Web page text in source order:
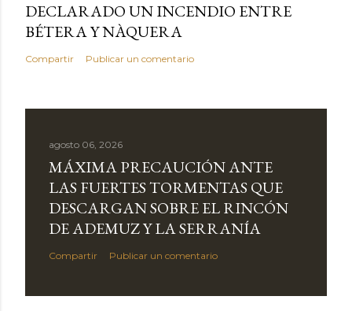
DECLARADO UN INCENDIO ENTRE
BÉTERA Y NÀQUERA
Compartir Publicar un comentario
agosto 06, 2026
MÁXIMA PRECAUCIÓN ANTE
LAS FUERTES TORMENTAS QUE
DESCARGAN SOBRE EL RINCÓN
DE ADEMUZ Y LA SERRANÍA
Compartir Publicar un comentario